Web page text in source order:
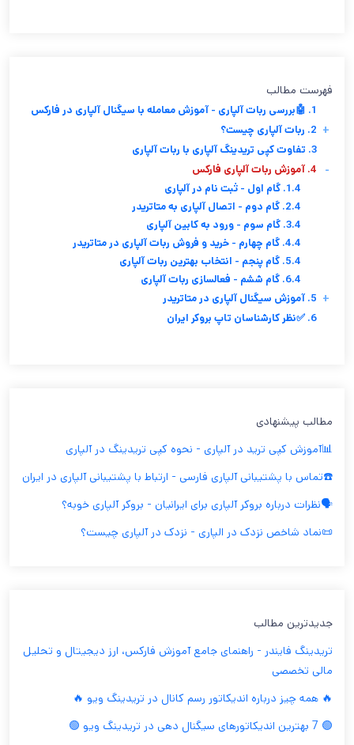
فهرست مطالب
1. 🤖بررسی ربات آلپاری - آموزش معامله با سیگنال آلپاری در فارکس
2. ربات آلپاری چیست؟ +
3. تفاوت کپی تریدینگ آلپاری با ربات آلپاری
4. آموزش ربات آلپاری فارکس
-
1.4. گام اول - ثبت نام در آلپاری
2.4. گام دوم - اتصال آلپاری به متاتریدر
3.4. گام سوم - ورود به کابین آلپاری
4.4. گام چهارم - خرید و فروش ربات آلپاری در متاتریدر
5.4. گام پنجم - انتخاب بهترین ربات آلپاری
6.4. گام ششم - فعالسازی ربات آلپاری
5. آموزش سیگنال آلپاری در متاتریدر +
6. ✅نظر کارشناسان تاپ بروکر ایران
مطالب پیشنهادی
📊آموزش کپی ترید در آلپاری - نحوه کپی تریدینگ در آلپاری
☎️تماس با پشتیبانی آلپاری فارسی - ارتباط با پشتیبانی آلپاری در ایران
🗣️نظرات درباره بروکر آلپاری برای ایرانیان - بروکر آلپاری خوبه؟
📜نماد شاخص نزدک در الپاری - نزدک در آلپاری چیست؟
جدیدترین مطالب
تریدینگ فایندر - راهنمای جامع آموزش فارکس، ارز دیجیتال و تحلیل
مالی تخصصی
🔥 همه چیز درباره اندیکاتور رسم کانال در تریدینگ ویو 🔥
🟢 7 بهترین اندیکاتورهای سیگنال دهی در تریدینگ ویو 🟢